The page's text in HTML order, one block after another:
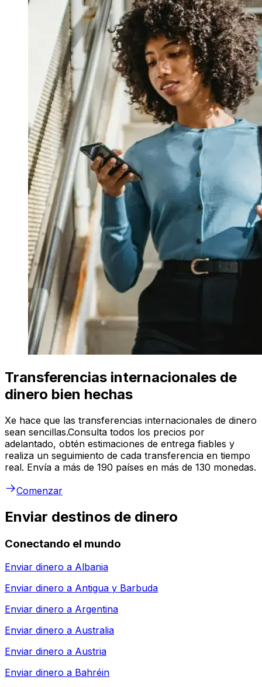
Transferencias internacionales de
dinero bien hechas
Xe hace que las transferencias internacionales de dinero
sean sencillas.Consulta todos los precios por
adelantado, obtén estimaciones de entrega fiables y
realiza un seguimiento de cada transferencia en tiempo
real. Envía a más de 190 países en más de 130 monedas.
Comenzar
Enviar destinos de dinero
Conectando el mundo
Enviar dinero a Albania
Enviar dinero a Antigua y Barbuda
Enviar dinero a Argentina
Enviar dinero a Australia
Enviar dinero a Austria
Enviar dinero a Bahréin